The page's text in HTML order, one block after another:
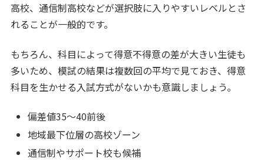
高校、通信制高校などが選択肢に入りやすいレベルとさ
れることが一般的です。
もちろん、科目によって得意不得意の差が大きい生徒も
多いため、模試の結果は複数回の平均で見ておき、得意
科目を生かせる入試方式がないかも意識しましょう。
偏差値35〜40前後
地域最下位層の高校ゾーン
通信制やサポート校も候補